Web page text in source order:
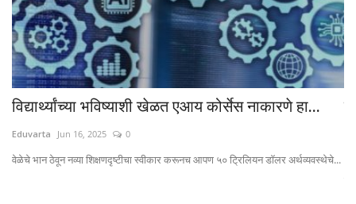
विद्यार्थ्यांच्या भविष्याशी खेळत एआय कोर्सेस नाकारणे हा...
Eduvarta Jun 16, 2025 0
वेळेचे भान ठेवून नव्या शिक्षणदृष्टीचा स्वीकार करूनच आपण ५० ट्रिलियन डॉलर अर्थव्यवस्थेचे...